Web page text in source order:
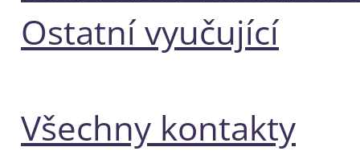
Ostatní vyučující
Všechny kontakty